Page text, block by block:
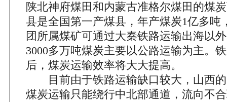
陕北神府煤田和内蒙古准格尔煤田的煤
县是全国第一产煤县，年产煤炭1亿多吨
团所属煤矿可通过大秦铁路运输出海以
3000多万吨煤炭主要以公路运输为主。
后，煤炭运输效率将大大提高。
目前由于铁路运输缺口较大，山西的
煤炭运输只能绕行中北部通道，流向不